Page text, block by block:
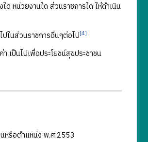
ด หน่วยงานใด ส่วนราชการใด ให้ดำเนิน
ปในส่วนราชการอื่นๆต่อไป[4]
เป็นไปเพื่อประโยชน์สุขประชาชน
หรือตำแหน่ง พ.ศ.2553